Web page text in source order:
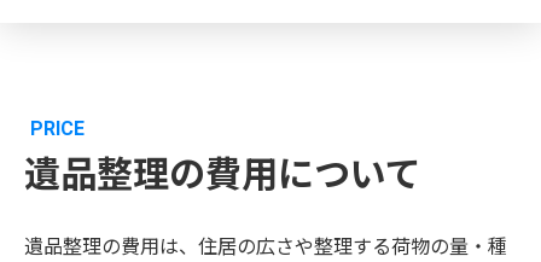
PRICE
遺品整理の費用について
遺品整理の費用は、住居の広さや整理する荷物の量・種